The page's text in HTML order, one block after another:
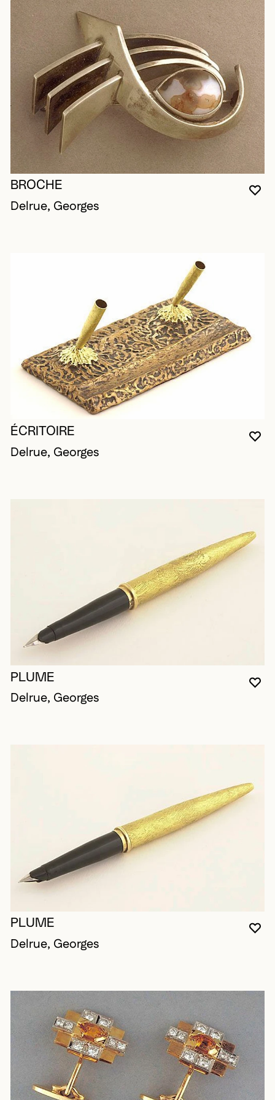
BROCHE
Delrue, Georges
ÉCRITOIRE
Delrue, Georges
PLUME
Delrue, Georges
PLUME
Delrue, Georges